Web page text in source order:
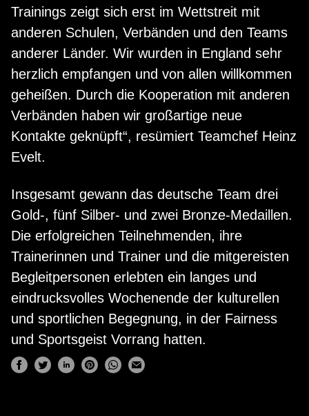
Trainings zeigt sich erst im Wettstreit mit
anderen Schulen, Verbänden und den Teams
anderer Länder. Wir wurden in England sehr
herzlich empfangen und von allen willkommen
geheißen. Durch die Kooperation mit anderen
Verbänden haben wir großartige neue
Kontakte geknüpft“, resümiert Teamchef Heinz
Evelt.
Insgesamt gewann das deutsche Team drei
Gold-, fünf Silber- und zwei Bronze-Medaillen.
Die erfolgreichen Teilnehmenden, ihre
Trainerinnen und Trainer und die mitgereisten
Begleitpersonen erlebten ein langes und
eindrucksvolles Wochenende der kulturellen
und sportlichen Begegnung, in der Fairness
und Sportsgeist Vorrang hatten.